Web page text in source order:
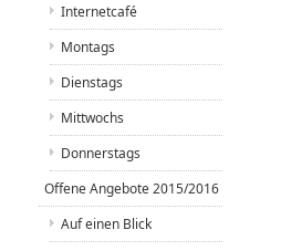
Internetcafé
Montags
Dienstags
Mittwochs
Donnerstags
Offene Angebote 2015/2016
Auf einen Blick